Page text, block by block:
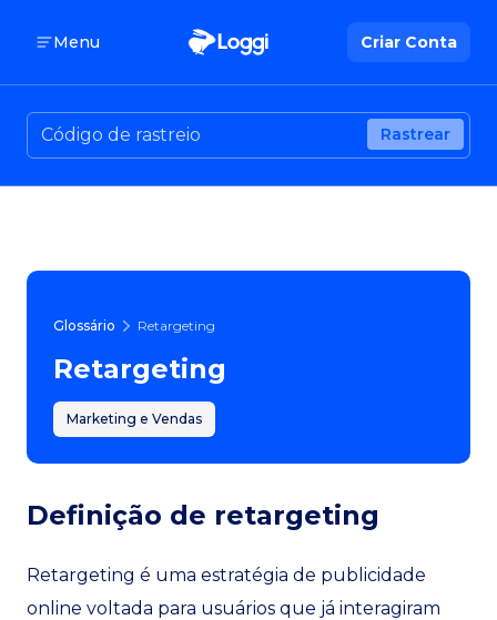
Menu Criar Conta
Rastrear
Glossário Retargeting
Retargeting
Marketing e Vendas
Definição de retargeting
Retargeting é uma estratégia de publicidade
online voltada para usuários que já interagiram